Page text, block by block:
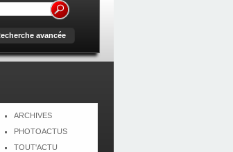
avancée
ARCHIVES
PHOTOACTUS
TOUT'ACTU